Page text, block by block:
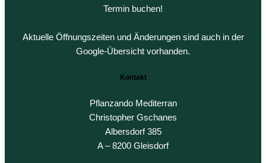
Termin buchen!
Aktuelle Öffnungszeiten und Änderungen sind auch in der
Google-Übersicht vorhanden.
Kontakt
Pflanzando Mediterran
Christopher Gschanes
Albersdorf 385
A – 8200 Gleisdorf